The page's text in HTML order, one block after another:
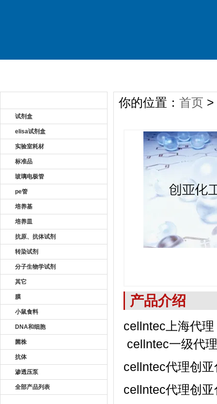
试剂盒
elisa试剂盒
实验室耗材
标准品
玻璃电极管
pe管
培养基
培养皿
抗原、抗体试剂
转染试剂
分子生物学试剂
其它
膜
小鼠食料
DNA和细胞
菌株
抗体
渗透压泵
全部产品列表
你的位置： 首页 >
产品介绍
cellntec上海代
cellntec一级代理
cellntec代理创
cellntec代理创